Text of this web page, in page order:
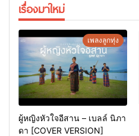
เรื่องมาใหม่
เพลงลูกทุ่ง
ผู้หญิงหัวใจอีสาน – เบลล์ นิภา
ดา [COVER VERSION]